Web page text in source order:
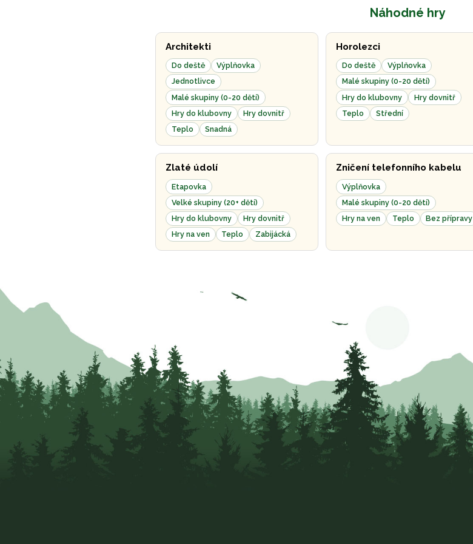
Náhodné hry
Architekti
Do deště
Výplňovka
Jednotlivce
Malé skupiny (0-20 dětí)
Hry do klubovny
Hry dovnitř
Teplo
Snadná
Horolezci
Do deště
Výplňovka
Malé skupiny (0-20 dětí)
Hry do klubovny
Hry dovnitř
Teplo
Střední
Zlaté údolí
Etapovka
Velké skupiny (20+ dětí)
Hry do klubovny
Hry dovnitř
Hry na ven
Teplo Zabijácká
Zničení telefonního kabelu
Výplňovka
Malé skupiny (0-20 dětí)
Hry na ven
Teplo Bez přípravy